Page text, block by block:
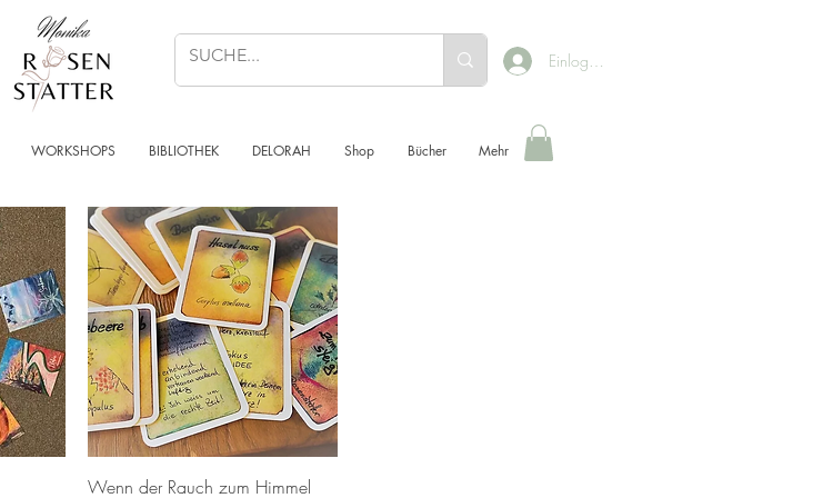
Einloggen
WORKSHOPS BIBLIOTHEK DELORAH Shop Bücher Mehr
Schnellansicht
Wenn der Rauch zum Himmel